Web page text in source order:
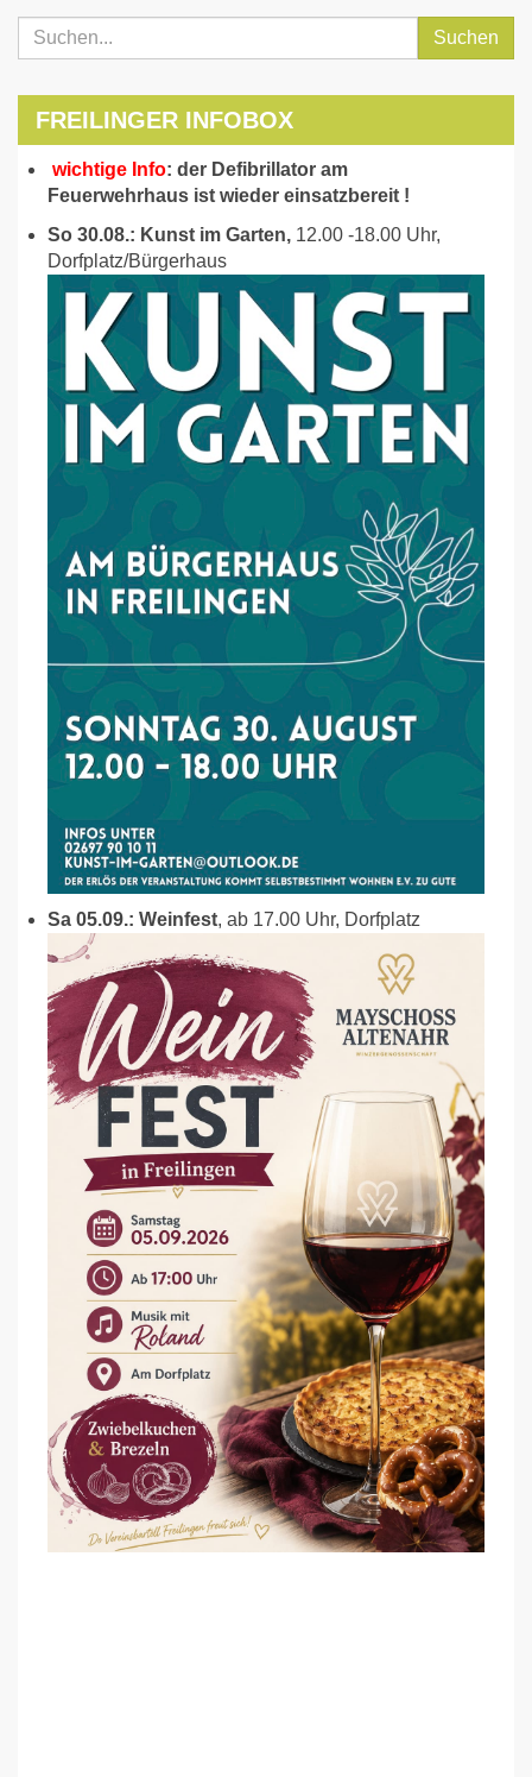
Suchen
FREILINGER INFOBOX
wichtige Info: der Defibrillator am
Feuerwehrhaus ist wieder einsatzbereit !
So 30.08.: Kunst im Garten, 12.00 -18.00 Uhr,
Dorfplatz/Bürgerhaus
Sa 05.09.: Weinfest, ab 17.00 Uhr, Dorfplatz